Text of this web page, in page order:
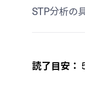
STP分析の
読了目安：